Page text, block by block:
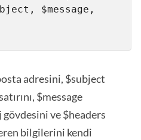
$message,
adresini, $subject
$message
ve $headers
bilgilerini kendi